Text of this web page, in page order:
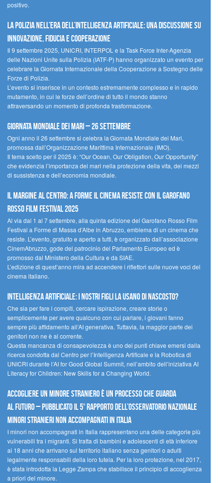
positivo.
La polizia nell’era dell’Intelligenza Artificiale: una discussione su
innovazione, fiducia e cooperazione
Il 9 settembre 2025, UNICRI, INTERPOL e la Task Force Inter-Agenzia
delle Nazioni Unite sulla Polizia (IATF-P) hanno organizzato un evento per
celebrare la Giornata Internazionale della Cooperazione a Sostegno delle
Forze di Polizia.
L’evento si inserisce in un contesto estremamente complesso e in rapido
mutamento, in cui le forze dell’ordine di tutto il mondo stanno
attraversando un momento di profonda trasformazione.
Giornata Mondiale dei Mari – 26 settembre
Ogni anno il 26 settembre si celebra la Giornata Mondiale dei Mari,
promossa dall’Organizzazione Marittima Internazionale (IMO).
Il tema scelto per il 2025 è: “Our Ocean, Our Obligation, Our Opportunity”
che evidenzia l’importanza dei mari nella protezione della vita, dei mezzi
di sussistenza e dell’economia mondiale.
Il margine al centro: a Forme il cinema resiste con il Garofano
Rosso Film Festival 2025
Al via dal 1 al 7 settembre, alla quinta edizione del Garofano Rosso Film
Festival a Forme di Massa d’Albe in Abruzzo, emblema di un cinema che
resiste. L’evento, gratuito e aperto a tutti, è organizzato dall’associazione
CinemAbruzzo, gode del patrocinio del Parlamento Europeo ed è
promosso dal Ministero della Cultura e da SIAE.
L’edizione di quest’anno mira ad accendere i riflettori sulle nuove voci del
cinema italiano.
Intelligenza artificiale: i nostri figli la usano di nascosto?
Che sia per fare i compiti, cercare ispirazione, creare storie o
semplicemente per avere qualcuno con cui parlare, i giovani fanno
sempre più affidamento all’AI generativa. Tuttavia, la maggior parte dei
genitori non ne è al corrente.
Questa mancanza di consapevolezza è uno dei punti chiave emersi dalla
ricerca condotta dal Centro per l’Intelligenza Artificale e la Robotica di
UNICRI durante l’AI for Good Global Summit, nell’ambito dell’iniziativa AI
Literacy for Children: New Skills for a Changing World.
Accogliere un minore straniero è un processo che guarda
al futuro – Pubblicato il 5° rapporto dell’Osservatorio Nazionale
Minori Stranieri Non Accompagnati in Italia
I minori non accompagnati in Italia rappresentano una delle categorie più
vulnerabili tra i migranti. Si tratta di bambini e adolescenti di età inferiore
ai 18 anni che arrivano sul territorio italiano senza genitori o adulti
legalmente responsabili della loro tutela. Per la loro protezione, nel 2017,
è stata introdotta la Legge Zampa che stabilisce il principio di accoglienza
a priori del minore.